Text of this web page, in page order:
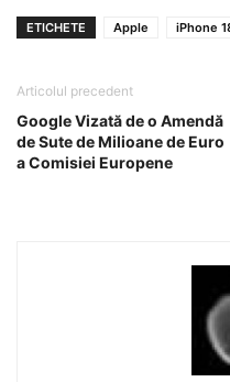
ETICHETE Apple iPhone
Articolul precedent
Google Vizată de o Amendă
de Sute de Milioane de Euro
a Comisiei Europene